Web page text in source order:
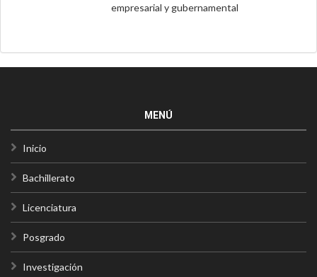
empresarial y gubernamental
MENÚ
Inicio
Bachillerato
Licenciatura
Posgrado
Investigación